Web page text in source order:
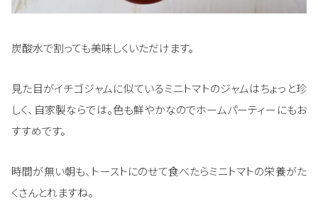
炭酸水で割っても美味しくいただけます。
見た目がイチゴジャムに似ているミニトマトのジャムはちょっと珍
しく、自家製ならでは。色も鮮やかなのでホームパーティーにもお
すすめです。
時間が無い朝も、トーストにのせて食べたらミニトマトの栄養がた
くさんとれますね。